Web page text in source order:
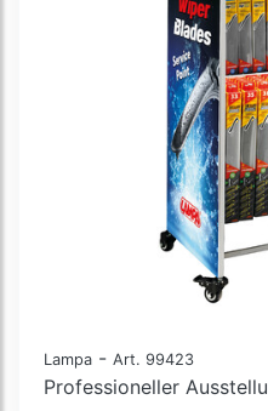
Lampa - Art. 99423
Professioneller